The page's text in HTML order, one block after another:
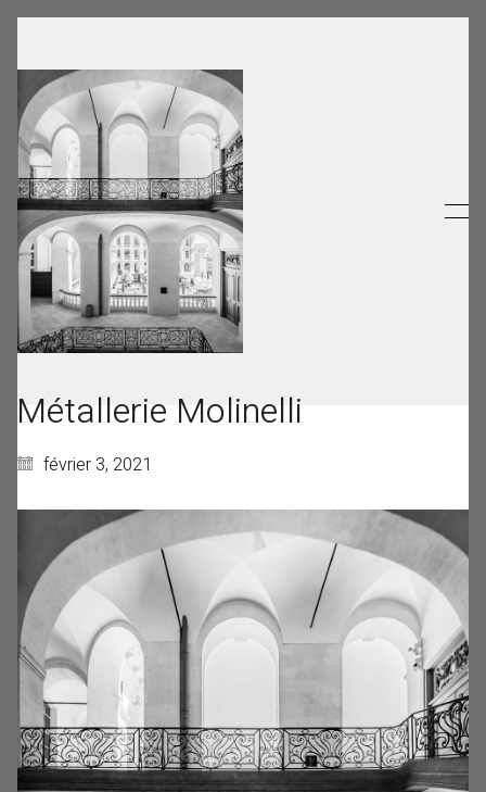
Métallerie Molinelli
février 3, 2021